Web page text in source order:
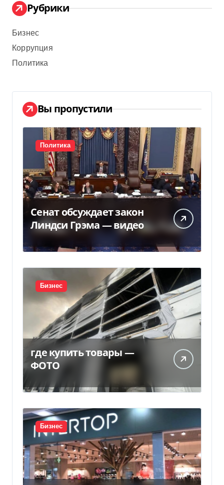
Рубрики
Бизнес
Коррупция
Политика
Вы пропустили
Политика
Сенат обсуждает закон
Линдси Грэма — видео
Бизнес
где купить товары —
ФОТО
Бизнес